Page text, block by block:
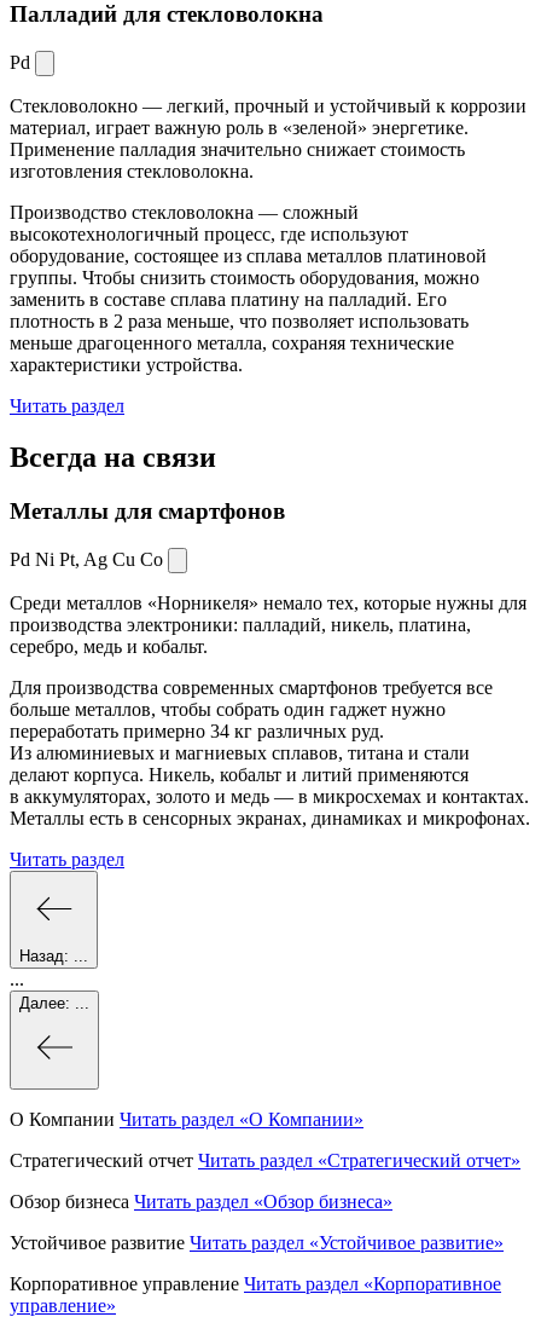
Палладий для стекловолокна
Pd
Стекловолокно — легкий, прочный и устойчивый к коррозии
материал, играет важную роль в «зеленой» энергетике.
Применение палладия значительно снижает стоимость
изготовления стекловолокна.
Производство стекловолокна — сложный
высокотехнологичный процесс, где используют
оборудование, состоящее из сплава металлов платиновой
группы. Чтобы снизить стоимость оборудования, можно
заменить в составе сплава платину на палладий. Его
плотность в 2 раза меньше, что позволяет использовать
меньше драгоценного металла, сохраняя технические
характеристики устройства.
Читать раздел
Всегда на связи
Металлы для смартфонов
Pd Ni Pt, Ag Cu Co
Среди металлов «Норникеля» немало тех, которые нужны для
производства электроники: палладий, никель, платина,
серебро, медь и кобальт.
Для производства современных смартфонов требуется все
больше металлов, чтобы собрать один гаджет нужно
переработать примерно 34 кг различных руд.
Из алюминиевых и магниевых сплавов, титана и стали
делают корпуса. Никель, кобальт и литий применяются
в аккумуляторах, золото и медь — в микросхемах и контактах.
Металлы есть в сенсорных экранах, динамиках и микрофонах.
Читать раздел
Назад:
...
Далее:
О Компании Читать раздел «О Компании»
Стратегический отчет Читать раздел «Стратегический отчет»
Обзор бизнеса Читать раздел «Обзор бизнеса»
Устойчивое развитие Читать раздел «Устойчивое развитие»
Корпоративное управление Читать раздел «Корпоративное
управление»